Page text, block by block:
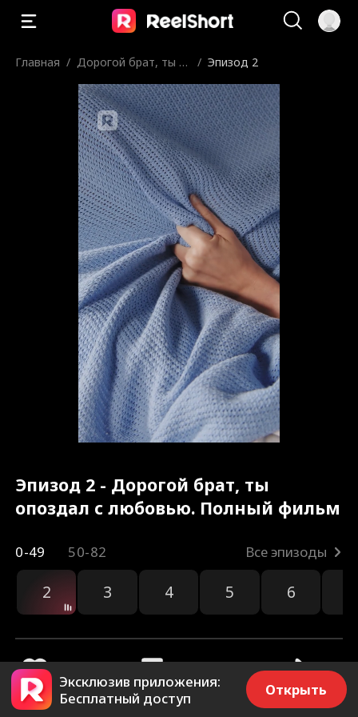
Главная / Дорогой брат, ты о
/ Эпизод 2
Эпизод 2 - Дорогой брат, ты
опоздал с любовью. Полный фильм
0-49 50-82 Все эпизоды
2 3 4 5 6
20.5k 79.7k Поделиться
Эксклюзив приложения:
Бесплатный доступ
Открыть